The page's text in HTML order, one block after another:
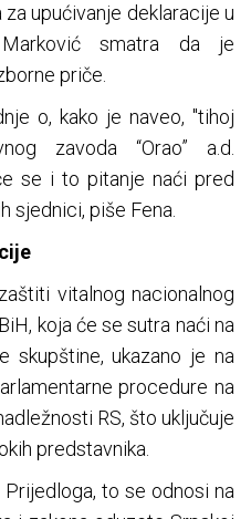
upućivanje deklaracije u
Marković smatra da je
priče.
o, kako je naveo, "tihoj
zavoda “Orao” a.d.
se i to pitanje naći pred
sjednici, piše Fena.
vitalnog nacionalnog
koja će se sutra naći na
skupštine, ukazano je na
procedure na
RS, što uključuje
predstavnika.
to se odnosi na